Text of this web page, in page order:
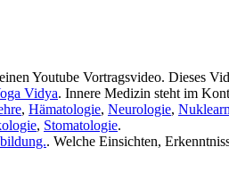
Youtube Vortragsvideo. Dieses
Vidya. Innere Medizin steht im
, Hämatologie, Neurologie,
, Stomatologie.
. Welche Einsichten,